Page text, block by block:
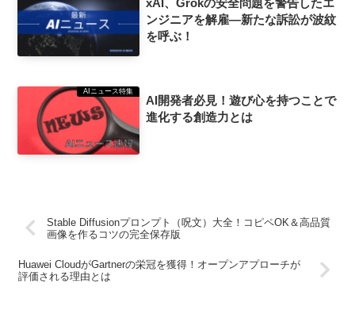
ンジニアを解雇—新たな訴訟が波紋
を呼ぶ！
AIニュース特集
AI開発者必見！遊び心を持つことで
進化する創造力とは
Stable Diffusionプロンプト（呪文）大全！コピペOK＆高品質
画像を作るコツの完全保存版
Huawei CloudがGartnerの栄冠を獲得！オープンアプローチが
評価される理由とは